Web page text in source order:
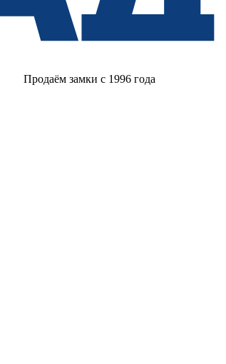
Продаём замки с 1996 года